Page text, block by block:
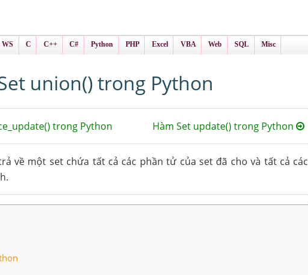
WS C C++ C# Python PHP Excel VBA Web SQL Misc
union() trong Python
trong Python Hàm Set update() trong Python
về một set chứa tất cả các phần tử của set đã cho và tất cả các